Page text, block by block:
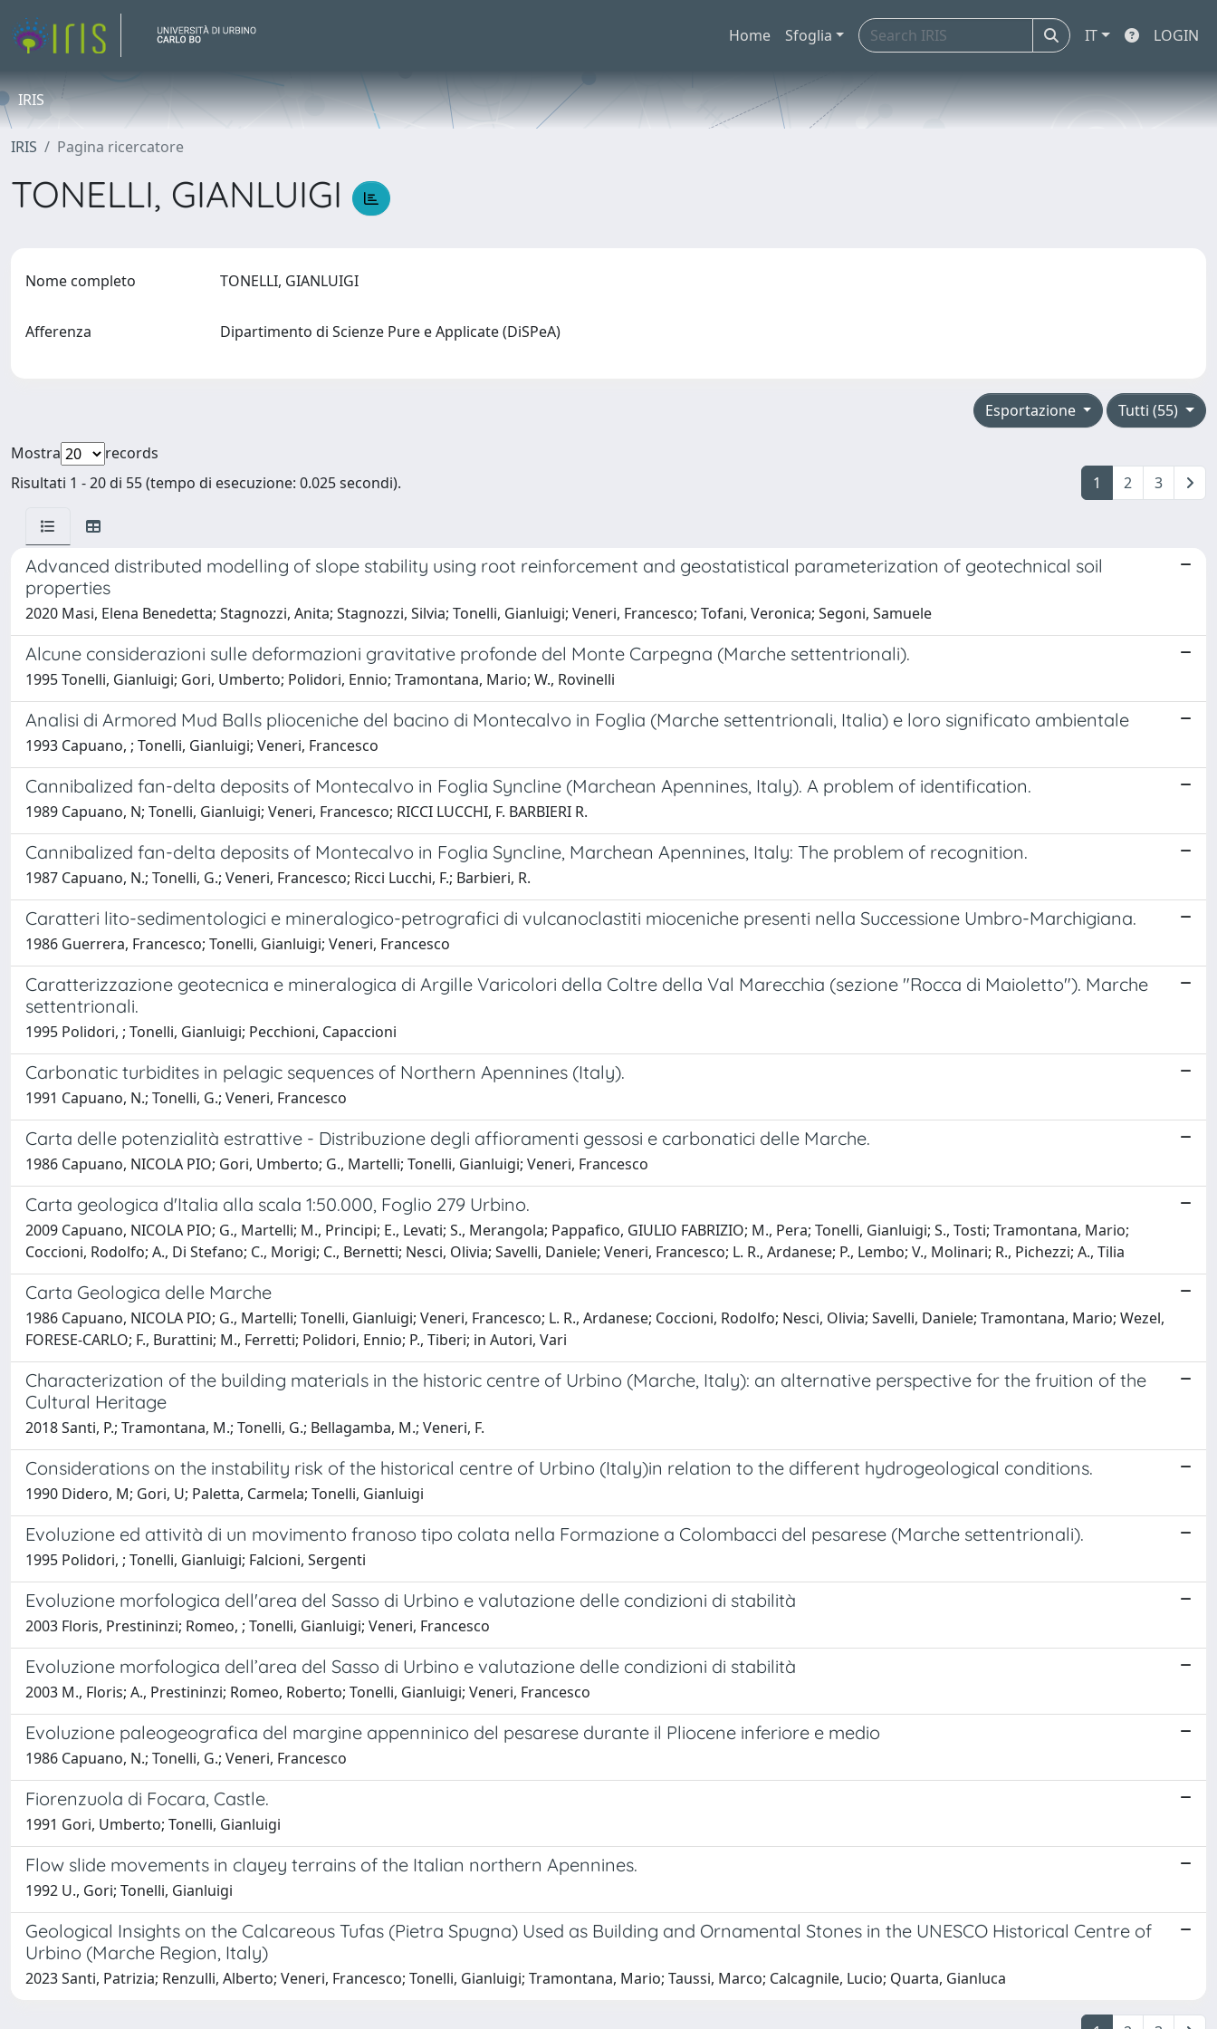
Home Sfoglia IT LOGIN
IRIS
IRIS Pagina ricercatore
TONELLI, GIANLUIGI
Nome completo TONELLI, GIANLUIGI
Afferenza Dipartimento di Scienze Pure e Applicate (DiSPeA)
Tutti (55)
Esportazione
Mostra
records
Risultati 1 - 20 di 55 (tempo di esecuzione: 0.025 secondi).
1 2 3
Advanced distributed modelling of slope stability using root reinforcement and geostatistical parameterization of geotechnical soil
properties
2020 Masi, Elena Benedetta; Stagnozzi, Anita; Stagnozzi, Silvia; Tonelli, Gianluigi; Veneri, Francesco; Tofani, Veronica; Segoni, Samuele
Alcune considerazioni sulle deformazioni gravitative profonde del Monte Carpegna (Marche settentrionali).
1995 Tonelli, Gianluigi; Gori, Umberto; Polidori, Ennio; Tramontana, Mario; W., Rovinelli
Analisi di Armored Mud Balls plioceniche del bacino di Montecalvo in Foglia (Marche settentrionali, Italia) e loro significato ambientale
1993 Capuano, ; Tonelli, Gianluigi; Veneri, Francesco
Cannibalized fan-delta deposits of Montecalvo in Foglia Syncline (Marchean Apennines, Italy). A problem of identification.
1989 Capuano, N; Tonelli, Gianluigi; Veneri, Francesco; RICCI LUCCHI, F. BARBIERI R.
Cannibalized fan-delta deposits of Montecalvo in Foglia Syncline, Marchean Apennines, Italy: The problem of recognition.
1987 Capuano, N.; Tonelli, G.; Veneri, Francesco; Ricci Lucchi, F.; Barbieri, R.
Caratteri lito-sedimentologici e mineralogico-petrografici di vulcanoclastiti mioceniche presenti nella Successione Umbro-Marchigiana.
1986 Guerrera, Francesco; Tonelli, Gianluigi; Veneri, Francesco
Caratterizzazione geotecnica e mineralogica di Argille Varicolori della Coltre della Val Marecchia (sezione "Rocca di Maioletto"). Marche
settentrionali.
1995 Polidori, ; Tonelli, Gianluigi; Pecchioni, Capaccioni
Carbonatic turbidites in pelagic sequences of Northern Apennines (Italy).
1991 Capuano, N.; Tonelli, G.; Veneri, Francesco
Carta delle potenzialità estrattive - Distribuzione degli affioramenti gessosi e carbonatici delle Marche.
1986 Capuano, NICOLA PIO; Gori, Umberto; G., Martelli; Tonelli, Gianluigi; Veneri, Francesco
Carta geologica d'Italia alla scala 1:50.000, Foglio 279 Urbino.
2009 Capuano, NICOLA PIO; G., Martelli; M., Principi; E., Levati; S., Merangola; Pappafico, GIULIO FABRIZIO; M., Pera; Tonelli, Gianluigi; S., Tosti; Tramontana, Mario;
Coccioni, Rodolfo; A., Di Stefano; C., Morigi; C., Bernetti; Nesci, Olivia; Savelli, Daniele; Veneri, Francesco; L. R., Ardanese; P., Lembo; V., Molinari; R., Pichezzi; A., Tilia
Carta Geologica delle Marche
1986 Capuano, NICOLA PIO; G., Martelli; Tonelli, Gianluigi; Veneri, Francesco; L. R., Ardanese; Coccioni, Rodolfo; Nesci, Olivia; Savelli, Daniele; Tramontana, Mario; Wezel,
FORESE-CARLO; F., Burattini; M., Ferretti; Polidori, Ennio; P., Tiberi; in Autori, Vari
Characterization of the building materials in the historic centre of Urbino (Marche, Italy): an alternative perspective for the fruition of the
Cultural Heritage
2018 Santi, P.; Tramontana, M.; Tonelli, G.; Bellagamba, M.; Veneri, F.
Considerations on the instability risk of the historical centre of Urbino (Italy)in relation to the different hydrogeological conditions.
1990 Didero, M; Gori, U; Paletta, Carmela; Tonelli, Gianluigi
Evoluzione ed attività di un movimento franoso tipo colata nella Formazione a Colombacci del pesarese (Marche settentrionali).
1995 Polidori, ; Tonelli, Gianluigi; Falcioni, Sergenti
Evoluzione morfologica dell'area del Sasso di Urbino e valutazione delle condizioni di stabilità
2003 Floris, Prestininzi; Romeo, ; Tonelli, Gianluigi; Veneri, Francesco
Evoluzione morfologica dell’area del Sasso di Urbino e valutazione delle condizioni di stabilità
2003 M., Floris; A., Prestininzi; Romeo, Roberto; Tonelli, Gianluigi; Veneri, Francesco
Evoluzione paleogeografica del margine appenninico del pesarese durante il Pliocene inferiore e medio
1986 Capuano, N.; Tonelli, G.; Veneri, Francesco
Fiorenzuola di Focara, Castle.
1991 Gori, Umberto; Tonelli, Gianluigi
Flow slide movements in clayey terrains of the Italian northern Apennines.
1992 U., Gori; Tonelli, Gianluigi
Geological Insights on the Calcareous Tufas (Pietra Spugna) Used as Building and Ornamental Stones in the UNESCO Historical Centre of
Urbino (Marche Region, Italy)
2023 Santi, Patrizia; Renzulli, Alberto; Veneri, Francesco; Tonelli, Gianluigi; Tramontana, Mario; Taussi, Marco; Calcagnile, Lucio; Quarta, Gianluca